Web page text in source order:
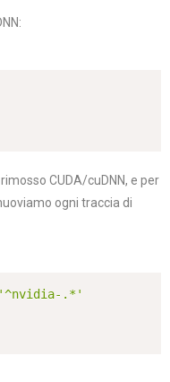
CUDA/cuDNN, e per
ogni traccia di
'^nvidia-.*'